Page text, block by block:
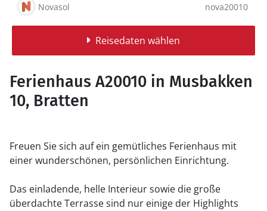
Novasol nova20010
Reisedaten wählen
Ferienhaus A20010 in Musbakken
10, Bratten
Freuen Sie sich auf ein gemütliches Ferienhaus mit
einer wunderschönen, persönlichen Einrichtung.
Das einladende, helle Interieur sowie die große
überdachte Terrasse sind nur einige der Highlights